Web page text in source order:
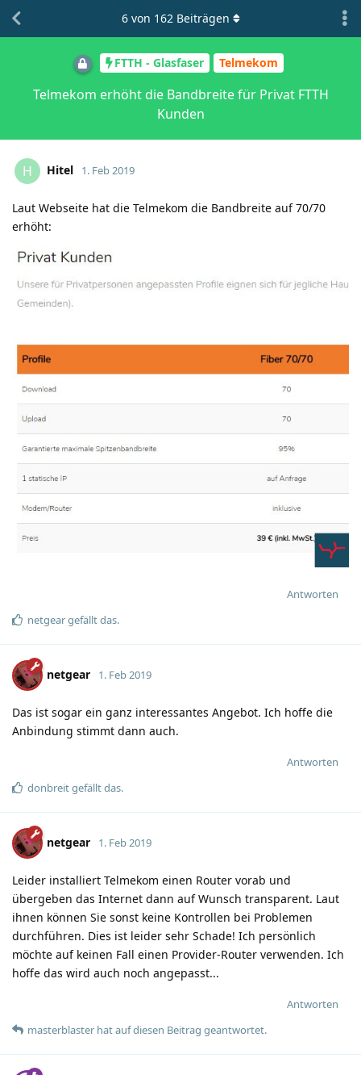
FTTH - Glasfaser Telmekom
Telmekom erhöht die Bandbreite für Privat FTTH
Kunden
6von 162Beiträgen
H Hitel 1. Feb 2019
Laut Webseite hat die Telmekom die Bandbreite auf 70/70
erhöht:
Antworten
netgeargefällt das.
netgear 1. Feb 2019
Das ist sogar ein ganz interessantes Angebot. Ich hoffe die
Anbindung stimmt dann auch.
Antworten
donbreitgefällt das.
netgear 1. Feb 2019
Leider installiert Telmekom einen Router vorab und
übergeben das Internet dann auf Wunsch transparent. Laut
ihnen können Sie sonst keine Kontrollen bei Problemen
durchführen. Dies ist leider sehr Schade! Ich persönlich
möchte auf keinen Fall einen Provider-Router verwenden. Ich
hoffe das wird auch noch angepasst...
Antworten
masterblaster hatauf diesen Beitrag geantwortet.